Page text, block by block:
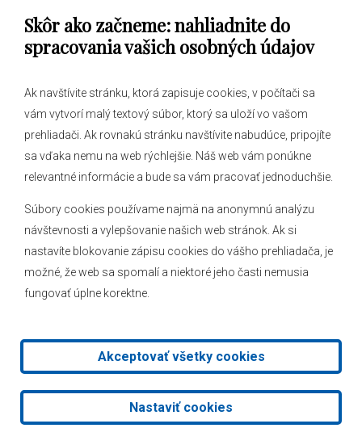
Skôr ako začneme: nahliadnite do
spracovania vašich osobných údajov
Ak navštívite stránku, ktorá zapisuje cookies, v počítači sa
vám vytvorí malý textový súbor, ktorý sa uloží vo vašom
prehliadači. Ak rovnakú stránku navštívite nabudúce, pripojíte
sa vďaka nemu na web rýchlejšie. Náš web vám ponúkne
relevantné informácie a bude sa vám pracovať jednoduchšie.
Súbory cookies používame najmä na anonymnú analýzu
návštevnosti a vylepšovanie našich web stránok. Ak si
nastavíte blokovanie zápisu cookies do vášho prehliadača, je
možné, že web sa spomalí a niektoré jeho časti nemusia
fungovať úplne korektne.
Akceptovať všetky cookies
Nastaviť cookies
Obecný úrad
O obci
Hlásenia obecného rozhlasu
Kontakt
Mapa stránok
2026 © Obec Veľké Leváre|Tvorba web stránok
AlejTech, spol. s r.o.